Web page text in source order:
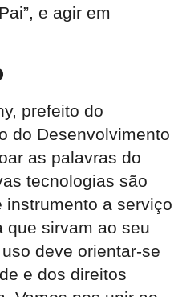
e agir em
prefeito do
do Desenvolvimento
as palavras do
tecnologias são
instrumento a serviço
que sirvam ao seu
deve orientar-se
e dos direitos